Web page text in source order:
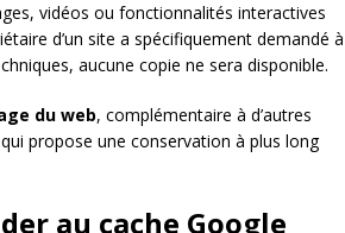
vidéos ou fonctionnalités interactives
d’un site a spécifiquement demandé à
aucune copie ne sera disponible.
du web, complémentaire à d’autres
propose une conservation à plus long
au cache Google